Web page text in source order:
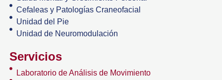
Cefaleas y Patologías Craneofacial
Unidad del Pie
Unidad de Neuromodulación
Servicios
Laboratorio de Análisis de Movimiento